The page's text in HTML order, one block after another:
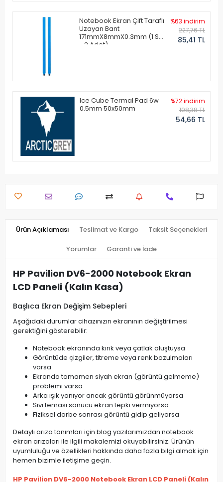
Notebook Ekran Çift Taraflı
Uzayan Bant
171mmX8mmX0.3mm (1 Set
- 2 Adet)
%63 indirim
227,76 TL
85,41 TL
Ice Cube Termal Pad 6w
0.5mm 50x50mm
%72 indirim
198,38 TL
54,66 TL
Ürün Açıklaması Teslimat ve Kargo Taksit Seçenekleri
Yorumlar Garanti ve İade
HP Pavilion DV6-2000 Notebook Ekran
LCD Paneli (Kalın Kasa)
Başlıca Ekran Değişim Sebepleri
Aşağıdaki durumlar cihazınızın ekranının değiştirilmesi
gerektiğini gösterebilir:
Notebook ekranında kırık veya çatlak oluştuysa
Görüntüde çizgiler, titreme veya renk bozulmaları
varsa
Ekranda tamamen siyah ekran (görüntü gelmeme)
problemi varsa
Arka ışık yanıyor ancak görüntü görünmüyorsa
Sıvı teması sonucu ekran tepki vermiyorsa
Fiziksel darbe sonrası görüntü gidip geliyorsa
Detaylı arıza tanımları için blog yazılarımızdan notebook
ekran arızaları ile ilgili makalemizi okuyabilirsiniz. Ürünün
uyumluluğu ve özellikleri hakkında daha fazla bilgi almak için
hemen bizimle iletişime geçin.
HP Pavilion DV6-2000 Notebook Ekran LCD Paneli (Kalın